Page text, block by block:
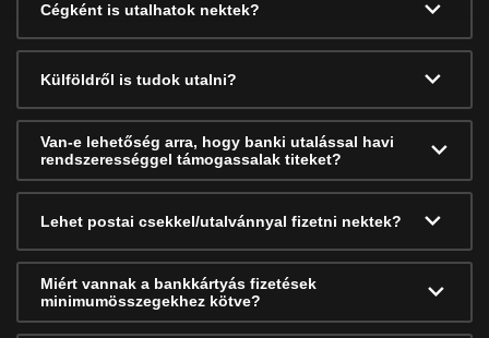
Cégként is utalhatok nektek?
Külföldről is tudok utalni?
Van-e lehetőség arra, hogy banki utalással havi
rendszerességgel támogassalak titeket?
Lehet postai csekkel/utalvánnyal fizetni nektek?
Miért vannak a bankkártyás fizetések
minimumösszegekhez kötve?